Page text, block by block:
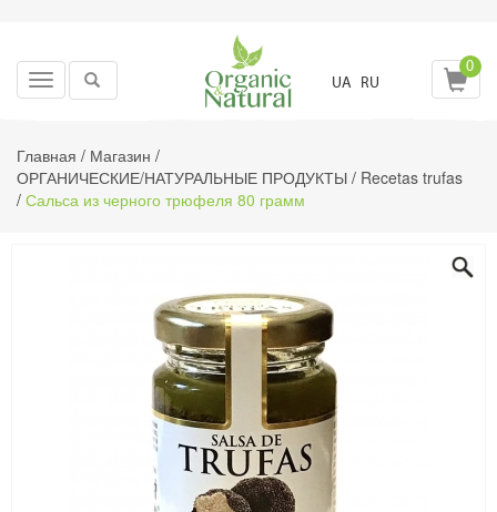
Toggle
UA RU
0
Главная / Магазин /
ОРГАНИЧЕСКИЕ/НАТУРАЛЬНЫЕ ПРОДУКТЫ / Recetas trufas
/ Сальса из черного трюфеля 80 грамм